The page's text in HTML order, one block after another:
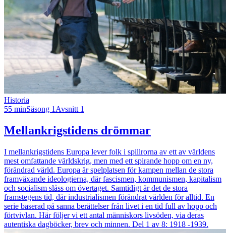
Historia
55 minSäsong 1 Avsnitt 1
Mellankrigstidens drömmar
I mellankrigstidens Europa lever folk i spillrorna av ett av världens
mest omfattande världskrig, men med ett spirande hopp om en ny,
förändrad värld. Europa är spelplatsen för kampen mellan de stora
framväxande ideologierna, där fascismen, kommunismen, kapitalism
och socialism slåss om övertaget. Samtidigt är det de stora
framstegens tid, där industrialismen förändrat världen för alltid. En
serie baserad på sanna berättelser från livet i en tid full av hopp och
förtvivlan. Här följer vi ett antal människors livsöden, via deras
autentiska dagböcker, brev och minnen. Del 1 av 8: 1918 -1939.